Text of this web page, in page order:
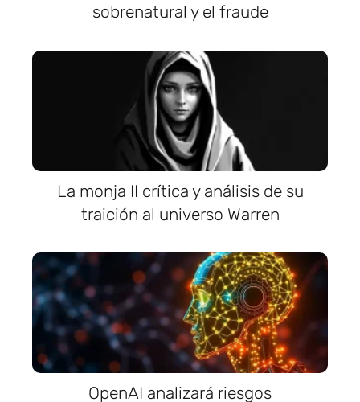
sobrenatural y el fraude
La monja II crítica y análisis de su
traición al universo Warren
OpenAI analizará riesgos